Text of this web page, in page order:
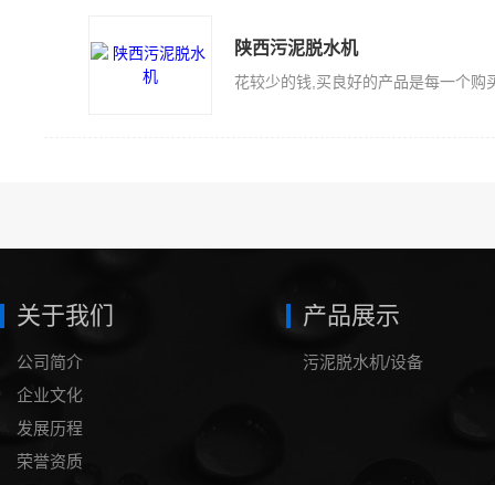
陕西污泥脱水机
关于我们
公司简介
企业文化
发展历程
荣誉资质
产品展示
污泥脱水机/设备